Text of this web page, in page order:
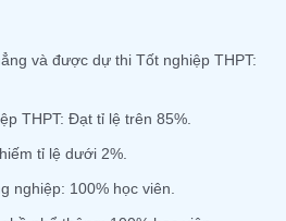
và được dự thi Tốt nghiệp THPT:
THPT: Đạt tỉ lệ trên 85%.
tỉ lệ dưới 2%.
nghiệp: 100% học viên.